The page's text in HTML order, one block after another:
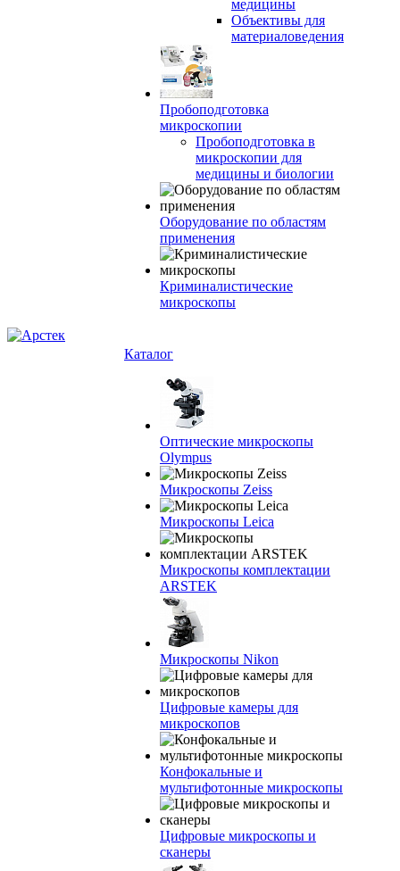
медицины
Объективы для
материаловедения
Пробоподготовка
микроскопии
Пробоподготовка в
микроскопии для
медицины и биологии
Оборудование по областям
применения
Криминалистические
микроскопы
Каталог
Оптические микроскопы
Olympus
Микроскопы Zeiss
Микроскопы Leica
Микроскопы комплектации
ARSTEK
Микроскопы Nikon
Цифровые камеры для
микроскопов
Конфокальные и
мультифотонные микроскопы
Цифровые микроскопы и
сканеры